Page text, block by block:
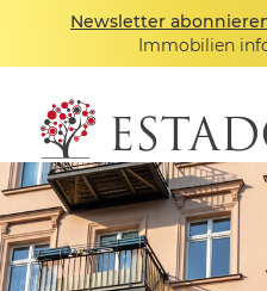
Newsletter
Immobilien